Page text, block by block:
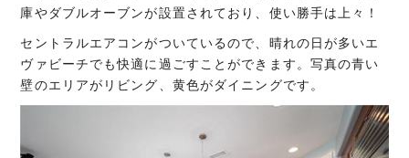
庫やダブルオーブンが設置されており、使い勝手は上々！
セントラルエアコンがついているので、晴れの日が多いエ
ヴァビーチでも快適に過ごすことができます。写真の青い
壁のエリアがリビング、黄色がダイニングです。